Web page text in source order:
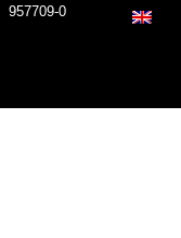
957709-0